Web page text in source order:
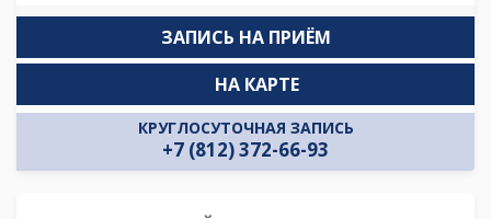
ЗАПИСЬ НА ПРИЁМ
КРУГЛОСУТОЧНАЯ ЗАПИСЬ
+7 (812) 372-66-93
НА КАРТЕ